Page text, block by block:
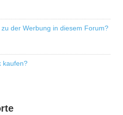
der Werbung in diesem Forum?
kaufen?